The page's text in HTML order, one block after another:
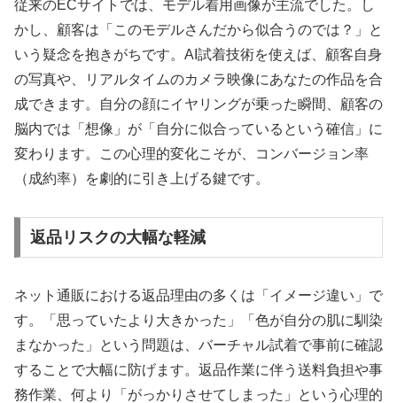
従来のECサイトでは、モデル着用画像が主流でした。し
かし、顧客は「このモデルさんだから似合うのでは？」と
いう疑念を抱きがちです。AI試着技術を使えば、顧客自身
の写真や、リアルタイムのカメラ映像にあなたの作品を合
成できます。自分の顔にイヤリングが乗った瞬間、顧客の
脳内では「想像」が「自分に似合っているという確信」に
変わります。この心理的変化こそが、コンバージョン率
（成約率）を劇的に引き上げる鍵です。
返品リスクの大幅な軽減
ネット通販における返品理由の多くは「イメージ違い」で
す。「思っていたより大きかった」「色が自分の肌に馴染
まなかった」という問題は、バーチャル試着で事前に確認
することで大幅に防げます。返品作業に伴う送料負担や事
務作業、何より「がっかりさせてしまった」という心理的